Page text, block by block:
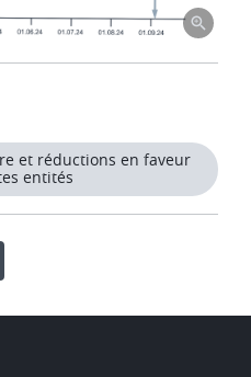
et réductions en faveur
entités